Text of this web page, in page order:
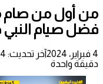
من أول من صام
فضل صيام النبي
4 فبراير، 2024
آخر تحديث: 4 فبراير، 2024
دقيقة واحدة